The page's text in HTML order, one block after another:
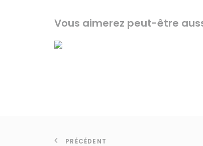
Vous aimerez peut-être
PRÉCÉDENT